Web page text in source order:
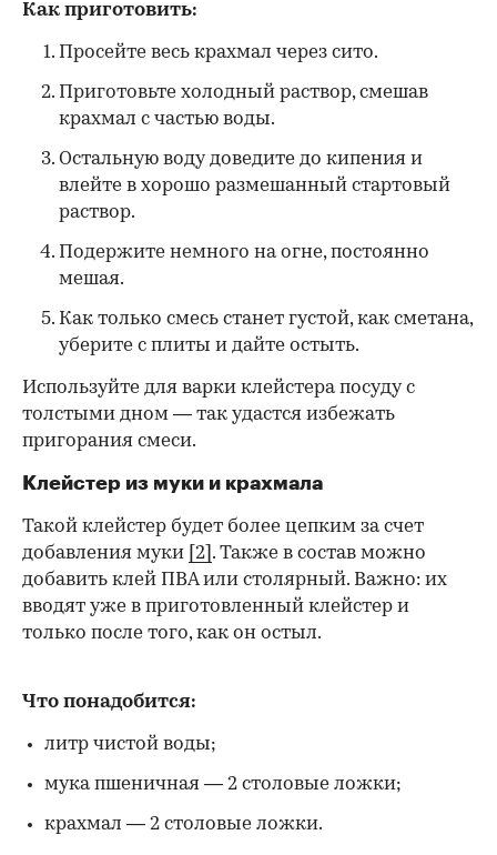
Как приготовить:
Просейте весь крахмал через сито.
Приготовьте холодный раствор, смешав
крахмал с частью воды.
Остальную воду доведите до кипения и
влейте в хорошо размешанный стартовый
раствор.
Подержите немного на огне, постоянно
мешая.
Как только смесь станет густой, как сметана,
уберите с плиты и дайте остыть.
Используйте для варки клейстера посуду с
толстыми дном — так удастся избежать
пригорания смеси.
Клейстер из муки и крахмала
Такой клейстер будет более цепким за счет
добавления муки [2] . Также в состав можно
добавить клей ПВА или столярный. Важно: их
вводят уже в приготовленный клейстер и
только после того, как он остыл.
Что понадобится:
литр чистой воды;
мука пшеничная — 2 столовые ложки;
крахмал — 2 столовые ложки.